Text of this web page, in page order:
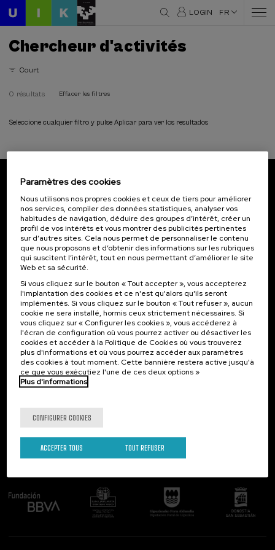
LOGIN FR
Chercheur d'activités
Court
0 résultats Effacer les filtres
Seleccione cualquier filtro y pulse Aplicar para ver los resultados
Inscrivez-vous pour être le premier à recevoir les
actualités de l'UIK.
S'abonner
Contact
Palacio Miramar
Paseo de Miraconcha, 48
20007 Donostia / San Sebastián
Gipuzkoa, Spain
Contactez-nous!
Intéressant...
Activités précédentes
Suivez-nous
Paramètres des cookies
Nous utilisons nos propres cookies et ceux de tiers pour améliorer
nos services, compiler des données statistiques, analyser vos
habitudes de navigation, déduire des groupes d’intérêt, créer un
profil de vos intérêts et vous montrer des publicités pertinentes
sur d’autres sites. Cela nous permet de personnaliser le contenu
que nous proposons et d’obtenir des informations sur les rubriques
qui suscitent l’intérêt, tout en nous permettant d’améliorer le site
Web et sa sécurité.
Si vous cliquez sur le bouton « Tout accepter », vous accepterez
l'implantation des cookies et ce n'est qu'alors qu'ils seront
implémentés. Si vous cliquez sur le bouton « Tout refuser », aucun
cookie ne sera installé, hormis ceux strictement nécessaires. Si
vous cliquez sur « Configurer les cookies », vous accéderez à
l'écran de configuration où vous pourrez activer ou désactiver les
cookies et accéder à la Politique de Cookies où vous trouverez
plus d'informations et où vous pourrez accéder aux paramètres
des cookies à tout moment. Cette bannière restera active jusqu'à
ce que vous exécutiez l'une de ces deux options »
Plus d'informations
CONFIGURER COOKIES
TOUT REFUSER
ACCEPTER TOUS